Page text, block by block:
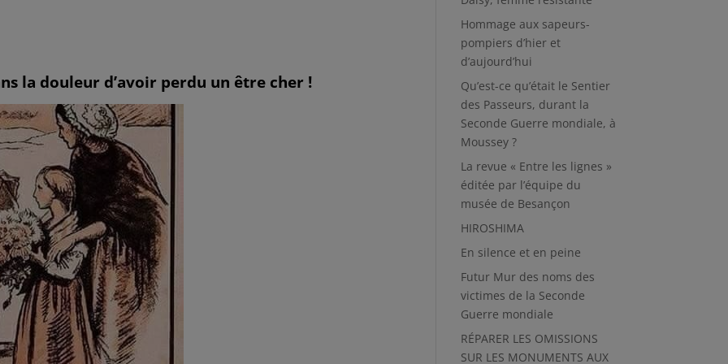
la douleur d’avoir perdu un être cher !
Hommage aux sapeurs-
pompiers d’hier et
d’aujourd’hui
Qu’est-ce qu’était le Sentier
des Passeurs, durant la
Seconde Guerre mondiale, à
Moussey ?
La revue « Entre les lignes »
éditée par l’équipe du
musée de Besançon
HIROSHIMA
En silence et en peine
Futur Mur des noms des
victimes de la Seconde
Guerre mondiale
RÉPARER LES OMISSIONS
SUR LES MONUMENTS AUX